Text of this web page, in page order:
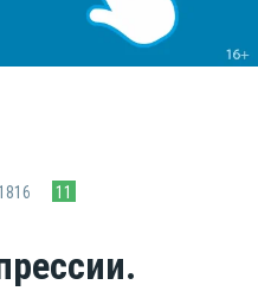
1816 11